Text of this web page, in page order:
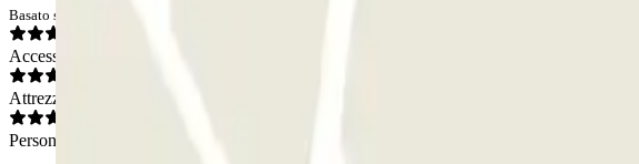
Basato su 28 opinioni
Accesso
Attrezzatura
Personale